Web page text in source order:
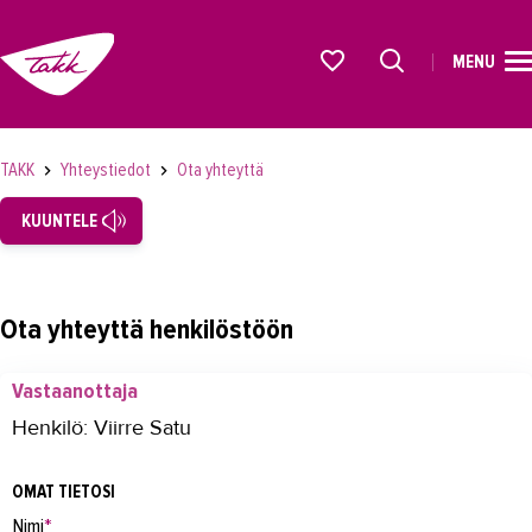
OPISKELIJAKSI
YRITYKSILLE
OMA TAKK
MENU
TAKK Yhteystiedot Ota yhteyttä
KUUNTELE
Ota yhteyttä henkilöstöön
Vastaanottaja
Henkilö: Viirre Satu
OMAT TIETOSI
Nimi*